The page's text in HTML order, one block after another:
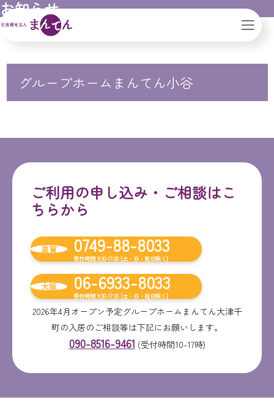
お知らせ
社会福祉法人まんてん｜滋賀県｜大阪市
グループホームまんてん小谷
ご利用の申し込み・ご相談はこ
ちらから
滋賀 0749-88-8033
受付時間 9:30-17:30 [土・日・祝日除く]
大阪 06-6933-8033
受付時間 9:30-17:30 [土・日・祝日除く]
2026年4月オープン予定グループホームまんてん大津千
町の入居のご相談等は下記にお願いします。
090-8516-9461 (受付時間10-17時)